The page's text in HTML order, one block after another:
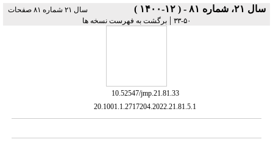
سال ۲۱، شماره ۸۱ - ( ۱۲-۱۴۰۰ )
سال ۲۱ شماره ۸۱ صفحات
۵۰-۳۳
| برگشت به فهرست نسخه ها
‎ 10.52547/jmp.21.81.33
‎ 20.1001.1.2717204.2022.21.81.5.1